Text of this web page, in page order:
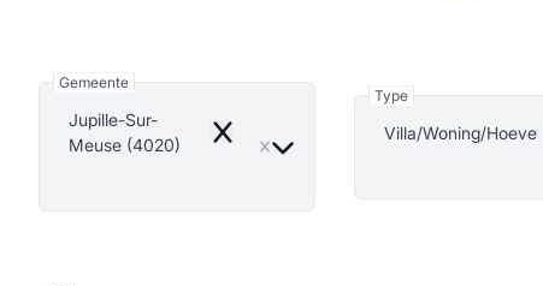
Gemeente
Jupille-Sur-
Meuse (4020)
Remove
Type
Villa/Woning/Hoeve